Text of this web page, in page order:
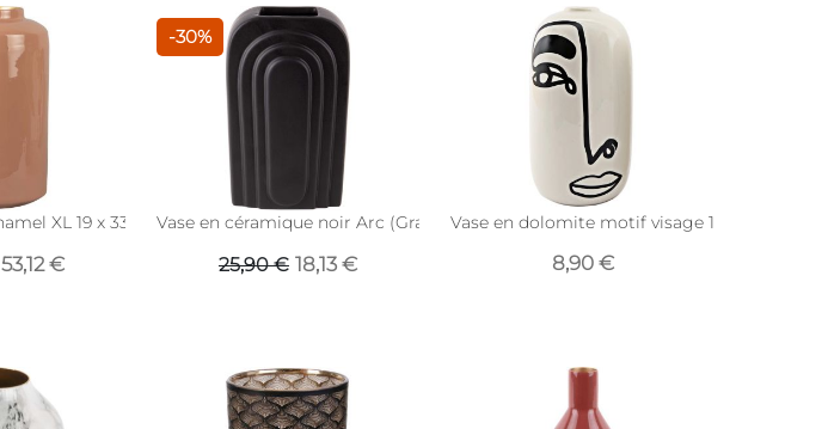
Vase en métal Enamel XL 19 x 33 cm (Rose pâle)
53,12 €
-30%
Vase en céramique noir Arc (Grand modèle)
25,90 € 18,13 €
Vase en dolomite motif visage 19 x 9 cm
8,90 €